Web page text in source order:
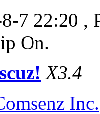
7 22:20 ,
On.
X3.4
Inc.